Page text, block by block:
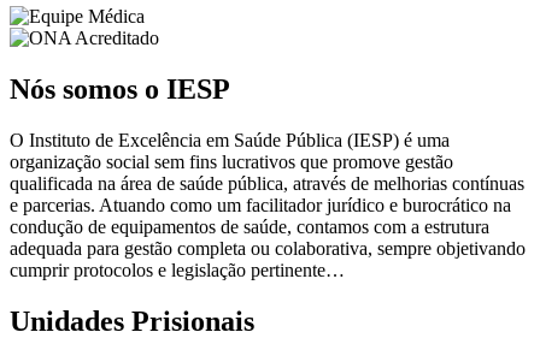
Nós somos o IESP
O Instituto de Excelência em Saúde Pública (IESP) é uma
organização social sem fins lucrativos que promove gestão
qualificada na área de saúde pública, através de melhorias contínuas
e parcerias. Atuando como um facilitador jurídico e burocrático na
condução de equipamentos de saúde, contamos com a estrutura
adequada para gestão completa ou colaborativa, sempre objetivando
cumprir protocolos e legislação pertinente…
Unidades Prisionais